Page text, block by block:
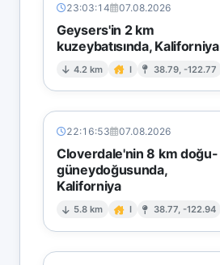
23:03:14 07.08.2026
Geysers'in 2 km
kuzeybatısında, Kaliforniya
4.2 km I 38.79, -122.77
22:16:53 07.08.2026
Cloverdale'nin 8 km doğu-
güneydoğusunda,
Kaliforniya
5.8 km I 38.77, -122.94